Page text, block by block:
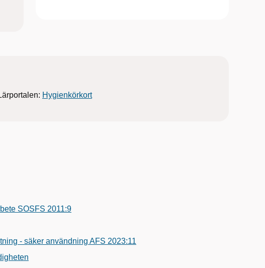
Hygienkörkort
SOSFS 2011:9
- säker användning AFS 2023:11